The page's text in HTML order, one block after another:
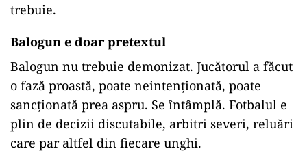
trebuie.
Balogun e doar pretextul
Balogun nu trebuie demonizat. Jucătorul a făcut
o fază proastă, poate neintenționată, poate
sancționată prea aspru. Se întâmplă. Fotbalul e
plin de decizii discutabile, arbitri severi, reluări
care par altfel din fiecare unghi.